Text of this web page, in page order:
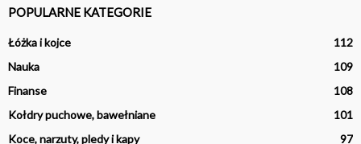
POPULARNE KATEGORIE
Łóżka i kojce
112
Nauka
109
Finanse
108
Kołdry puchowe, bawełniane
101
Koce, narzuty, pledy i kapy
97